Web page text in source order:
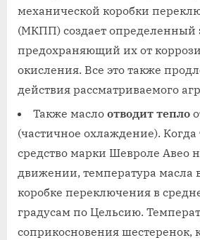
механической коробки
(МКПП) создает определенный
предохраняющий их от
окисления. Все это также
действия рассматриваемого
Также масло отводит тепло
(частичное охлаждение). Когда
средство марки Шевроле Авео
движении, температура масла
коробке переключения в
градусам по Цельсию.
соприкосновения шестеренок,